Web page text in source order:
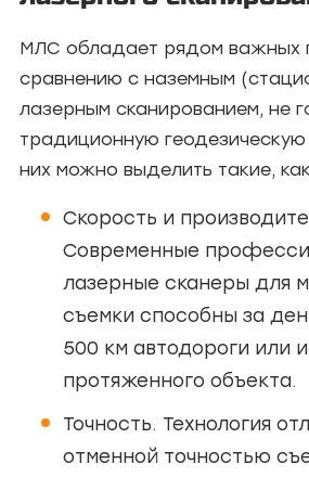
МЛС обладает рядом важных
сравнению с наземным
лазерным сканированием, не
традиционную
них можно выделить такие,
Скорость и
Современные
лазерные сканеры для
съемки способны за
500 км автодороги или
протяженного объекта.
Точность. Технология
отменной точностью